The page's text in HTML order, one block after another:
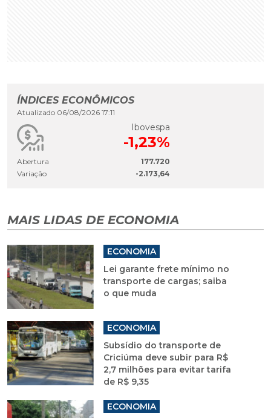
ÍNDICES ECONÔMICOS
Atualizado 06/08/2026 17:11
Ibovespa
-1,23%
Abertura
177.720
Variação
-2.173,64
MAIS LIDAS DE ECONOMIA
ECONOMIA
Lei garante frete mínimo no
transporte de cargas; saiba
o que muda
ECONOMIA
Subsídio do transporte de
Criciúma deve subir para R$
2,7 milhões para evitar tarifa
de R$ 9,35
ECONOMIA